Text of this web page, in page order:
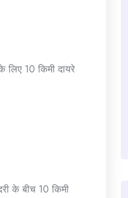
लिए 10 किमी दायरे
के बीच 10 किमी